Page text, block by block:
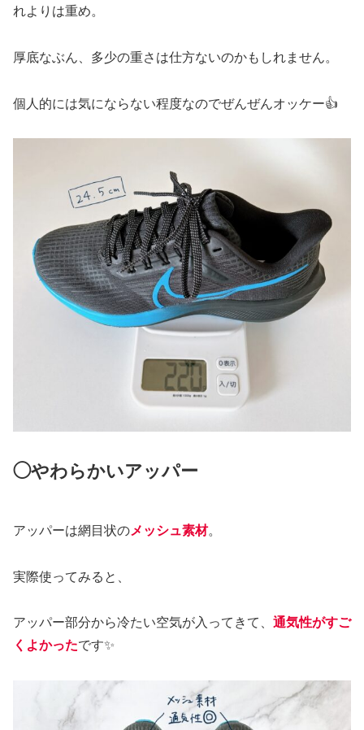
れよりは重め。
厚底なぶん、多少の重さは仕方ないのかもしれません。
個人的には気にならない程度なのでぜんぜんオッケー👍
◯やわらかいアッパー
アッパーは網目状のメッシュ素材。
実際使ってみると、
アッパー部分から冷たい空気が入ってきて、 通気性がすご
くよかったです✨